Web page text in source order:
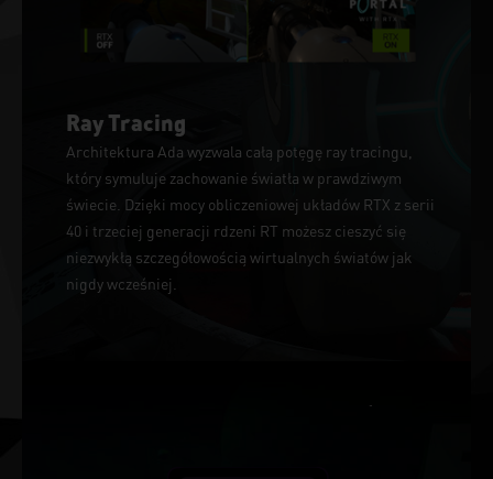
Ray Tracing
Architektura Ada wyzwala całą potęgę ray tracingu,
który symuluje zachowanie światła w prawdziwym
świecie. Dzięki mocy obliczeniowej układów RTX z serii
40 i trzeciej generacji rdzeni RT możesz cieszyć się
niezwykłą szczegółowością wirtualnych światów jak
nigdy wcześniej.